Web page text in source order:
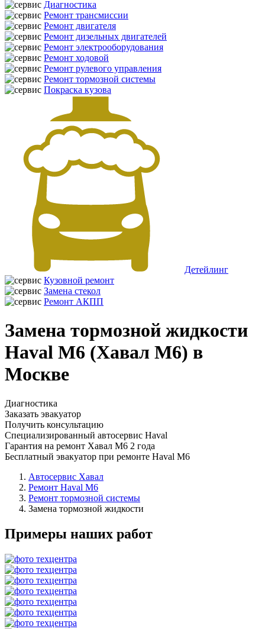
Диагностика
Ремонт трансмиссии
Ремонт двигателя
Ремонт дизельных двигателей
Ремонт электрооборудования
Ремонт ходовой
Ремонт рулевого управления
Ремонт тормозной системы
Покраска кузова
Детейлинг
Кузовной ремонт
Замена стекол
Ремонт АКПП
Замена тормозной жидкости
Haval M6 (Хавал М6) в
Москве
Диагностика
Заказать эвакуатор
Получить консультацию
Специализированный автосервис Haval
Гарантия на ремонт Хавал М6 2 года
Бесплатный эвакуатор при ремонте Haval M6
Автосервис Хавал
Ремонт Haval M6
Ремонт тормозной системы
Замена тормозной жидкости
Примеры наших работ